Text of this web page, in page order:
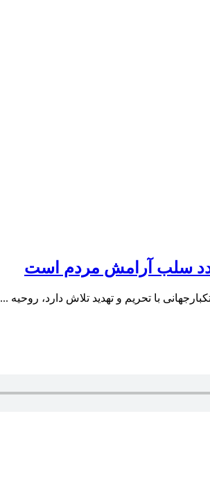
سلب آرامش مردم است
با تحریم‌ و تهدید تلاش دارد، روحیه ...